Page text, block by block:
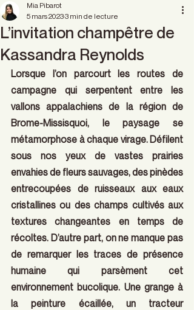
L’invitation champêtre de
Kassandra Reynolds
Mia Pibarot
5 mars 20233 min de lecture
Lorsque l’on parcourt les routes de
campagne qui serpentent entre les
vallons appalachiens de la région de
Brome-Missisquoi, le paysage se
métamorphose à chaque virage. Défilent
sous nos yeux de vastes prairies
envahies de fleurs sauvages, des pinèdes
entrecoupées de ruisseaux aux eaux
cristallines ou des champs cultivés aux
textures changeantes en temps de
récoltes. D’autre part, on ne manque pas
de remarquer les traces de présence
humaine qui parsèment cet
environnement bucolique. Une grange à
la peinture écaillée, un tracteur